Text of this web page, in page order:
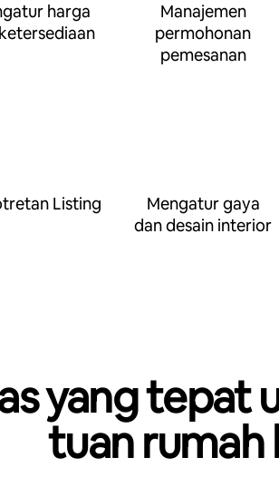
harga
Manajemen
permohonan
pemesanan
Listing
Mengatur gaya
dan desain interior
yang tepat
tuan rumah